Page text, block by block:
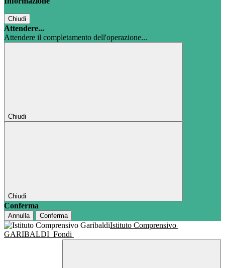
Chiudi
Attendere...
Attendere il completamento dell'operazione...
Chiudi
Chiudi
Conferma
Annulla Conferma
Istituto Comprensivo
GARIBALDI Fondi